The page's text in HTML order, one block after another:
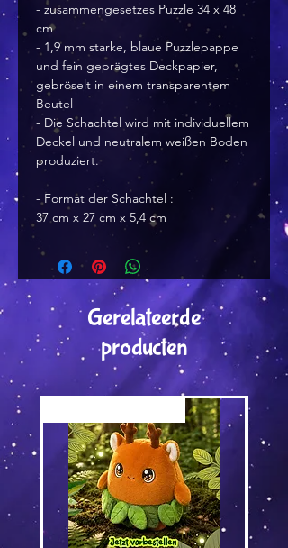
- zusammengesetzes Puzzle 34 x 48
cm
- 1,9 mm starke, blaue Puzzlepappe
und fein geprägtes Deckpapier,
gebröselt in einem transparentem
Beutel
- Die Schachtel wird mit individuellem
Deckel und neutralem weißen Boden
produziert.
- Format der Schachtel :
37 cm x 27 cm x 5,4 cm
Gerelateerde
producten